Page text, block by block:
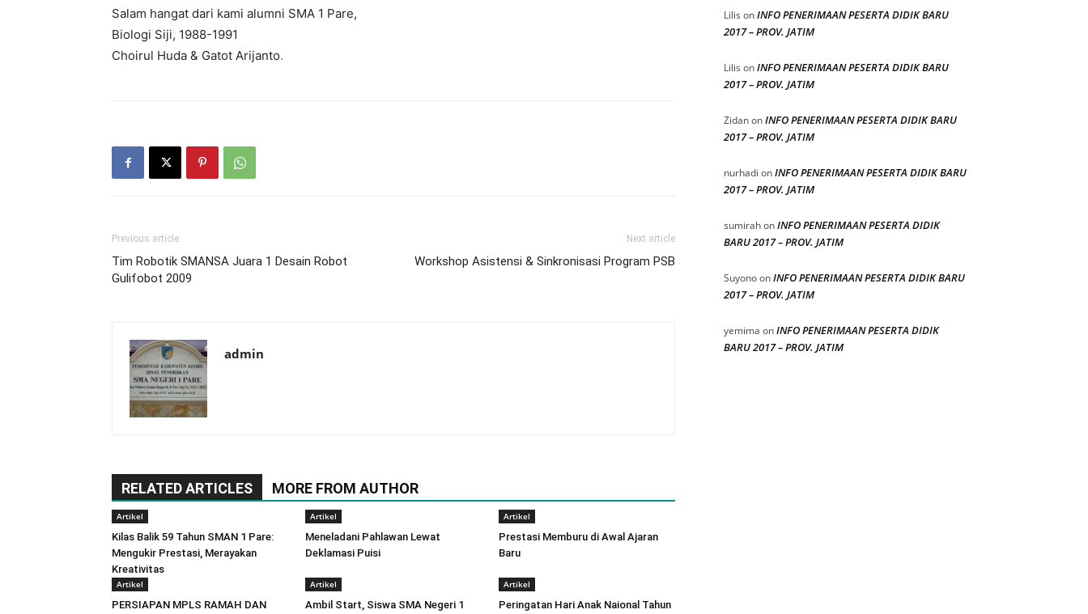
Salam hangat dari kami alumni SMA 1 Pare,
Biologi Siji, 1988-1991
Choirul Huda & Gatot Arijanto.
Previous article
Tim Robotik SMANSA Juara 1 Desain Robot
Gulifobot 2009
Next article
Workshop Asistensi & Sinkronisasi Program PSB
admin
RELATED ARTICLES MORE FROM AUTHOR
Artikel
Kilas Balik 59 Tahun SMAN 1 Pare:
Mengukir Prestasi, Merayakan
Kreativitas
Artikel
Meneladani Pahlawan Lewat
Deklamasi Puisi
Artikel
Prestasi Memburu di Awal Ajaran
Baru
Artikel
PERSIAPAN MPLS RAMAH DAN
Artikel
Ambil Start, Siswa SMA Negeri 1
Artikel
Peringatan Hari Anak Naional Tahun
Lilis onINFO PENERIMAAN PESERTA DIDIK BARU
2017 – PROV. JATIM
Lilis onINFO PENERIMAAN PESERTA DIDIK BARU
2017 – PROV. JATIM
ZidanonINFO PENERIMAAN PESERTA DIDIK BARU
2017 – PROV. JATIM
nurhadi onINFO PENERIMAAN PESERTA DIDIK BARU
2017 – PROV. JATIM
sumirahonINFO PENERIMAAN PESERTA DIDIK
BARU 2017 – PROV. JATIM
SuyonoonINFO PENERIMAAN PESERTA DIDIK BARU
2017 – PROV. JATIM
yemima onINFO PENERIMAAN PESERTA DIDIK
BARU 2017 – PROV. JATIM